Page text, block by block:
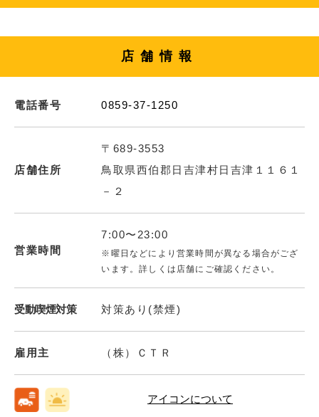
店舗情報
電話番号 0859-37-1250
店舗住所
〒689-3553
鳥取県西伯郡日吉津村日吉津１１６１
－２
営業時間
7:00〜23:00
※曜日などにより営業時間が異なる場合がござ
います。詳しくは店舗にご確認ください。
受動喫煙対策 対策あり(禁煙)
雇用主 （株）ＣＴＲ
アイコンについて